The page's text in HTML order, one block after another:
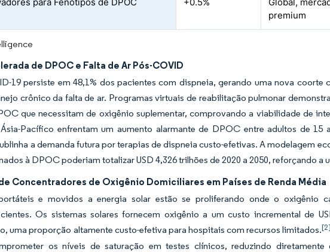
premium
de DPOC e Falta de Ar Pós-COVID
19 persiste em 48,1% dos pacientes com dispneia, gerando uma nova coorte
crônico da falta de ar. Programas virtuais de reabilitação pulmonar
que necessitam de oxigênio suplementar, comprovando a viabilidade de
Pacífico enfrentam um aumento alarmante de DPOC entre adultos de 15
a demanda futura por terapias de dispneia custo-efetivas. A modelagem
à DPOC poderiam totalizar USD 4,326 trilhões de 2020 a 2050, reforçando a
Concentradores de Oxigênio Domiciliares em Países de Renda Média
e movidos a energia solar estão se proliferando onde o oxigênio
Os sistemas solares fornecem oxigênio a um custo incremental de
uma proporção altamente custo-efetiva para hospitais com recursos limitados.[2]
os níveis de saturação em testes clínicos, reduzindo diretamente